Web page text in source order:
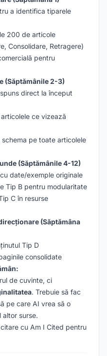
a identifica tiparele
200 de articole
Consolidare, Retragere)
pentru
(Săptămânile 2-3)
direct la început
ce vizează
pe toate articolele
(Săptămânile 4-12)
date/exemple originale
Tip B pentru modularitate
C în resurse
(Săptămâna
Tip D
consolidate
de cuvinte, ci
. Trebuie să fac
pe care AI vrea să o
altor surse.
cu Am I Cited pentru